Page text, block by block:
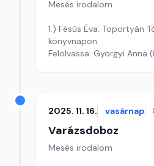
Mesés irodalom
1.) Fésűs Éva: Toportyán
könyvnapon
Felolvassa: Györgyi Anna
2025. 11. 16. vasárnap
Varázsdoboz
Mesés irodalom